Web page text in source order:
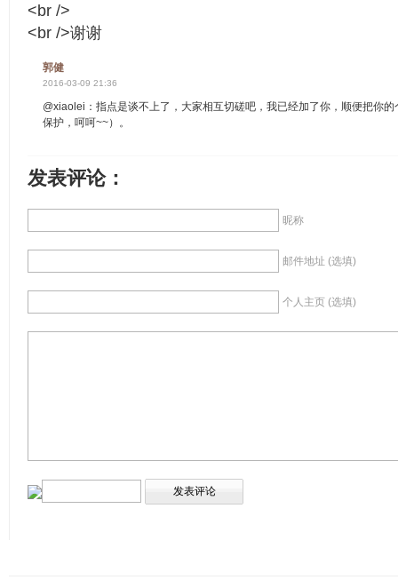
<br />
<br />谢谢
郭健
2016-03-09 21:36
@xiaolei：指点是谈不上了，大家相互切磋吧，我已经加了你，顺便把你
保护，呵呵~~）。
发表评论：
昵称
邮件地址 (选填)
个人主页 (选填)